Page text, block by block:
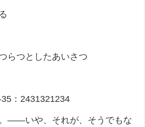
らつとしたあいさつ
：2431321234
——いや、それが、そうでもな